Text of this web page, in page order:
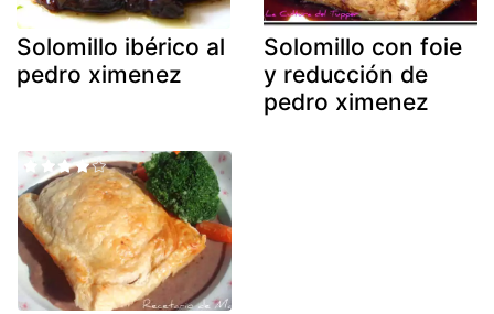
Solomillo ibérico al
pedro ximenez
Solomillo con foie
y reducción de
pedro ximenez